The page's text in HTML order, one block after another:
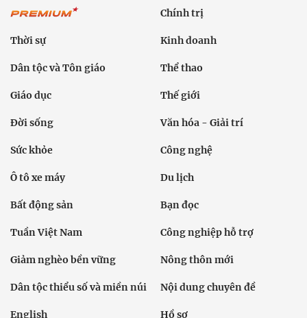
Chính trị
Thời sự Kinh doanh
Dân tộc và Tôn giáo Thể thao
Giáo dục Thế giới
Đời sống Văn hóa - Giải trí
Sức khỏe Công nghệ
Ô tô xe máy Du lịch
Bất động sản Bạn đọc
Tuần Việt Nam Công nghiệp hỗ trợ
Giảm nghèo bền vững Nông thôn mới
Dân tộc thiểu số và miền núi Nội dung chuyên đề
English Hồ sơ